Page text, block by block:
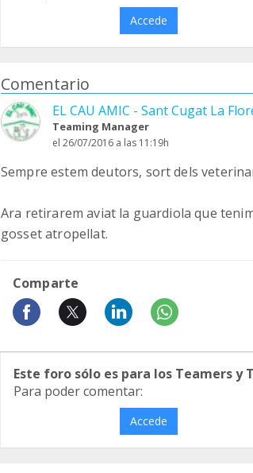
Accede
Comentario
EL CAU AMIC - Sant Cugat La
Teaming Manager
el 26/07/2016 a las 11:19h
Sempre estem deutors, sort dels
Ara retirarem aviat la guardiola que
gosset atropellat.
Comparte
Este foro sólo es para los Teamers y
Para poder comentar:
Accede